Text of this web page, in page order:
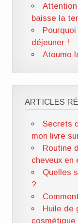
baisse la
déjeuner !
Atoumo
ARTICLES
Secrets
mon livre
Routine
cheveux en
Quelles
?
Huile de